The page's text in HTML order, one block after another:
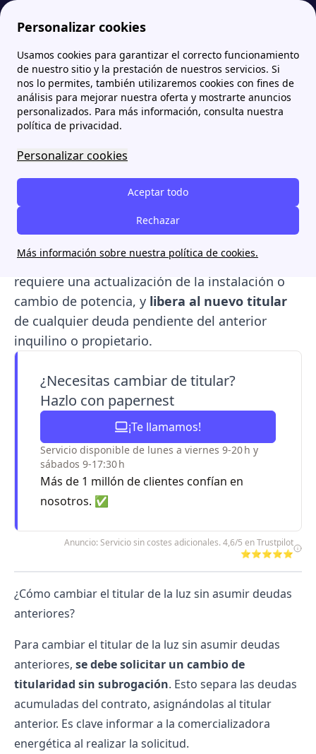
Personalizar cookies
Usamos cookies para garantizar el correcto funcionamiento
de nuestro sitio y la prestación de nuestros servicios. Si
nos lo permites, también utilizaremos cookies con fines de
análisis para mejorar nuestra oferta y mostrarte anuncios
personalizados. Para más información, consulta nuestra
política de privacidad.
Personalizar cookies
Aceptar todo
Rechazar
Más información sobre nuestra política de cookies.
Papernest.es Cambio de titular ¿Es posible cambiar el titular sin subrogación de deudas?
¿Es posible cambiar el
titular sin subrogación de
deudas?
Elcambio de titular de la luz sin subrogación
consiste en transferir la responsabilidad de un
contrato de electricidad a una nueva persona
escompletamente gratuito, salvo si se
requiere una actualización de la instalación o
cambio de potencia, y libera al nuevo titular
de cualquier deuda pendiente del anterior
inquilino o propietario.
¿Necesitas cambiar de titular?
Hazlo con papernest
¡Te llamamos!
Servicio disponible de lunes a viernes 9-20 h y
sábados 9-17:30 h
Más de 1 millón de clientes confían en
nosotros. ✅
Anuncio: Servicio sin costes adicionales. 4,6/5 en Trustpilot
⭐⭐⭐⭐⭐
¿Cómo cambiar el titular de la luz sin asumir deudas
anteriores?
Para cambiar el titular de la luz sin asumir deudas
anteriores, se debe solicitar un cambio de
titularidad sin subrogación. Esto separa las deudas
acumuladas del contrato, asignándolas al titular
anterior. Es clave informar a la comercializadora
energética al realizar la solicitud.